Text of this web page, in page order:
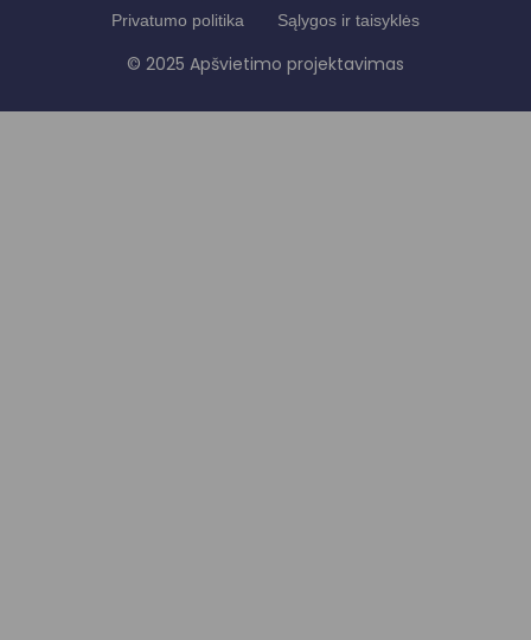
Privatumo politika Sąlygos ir taisyklės
© 2025 Apšvietimo projektavimas